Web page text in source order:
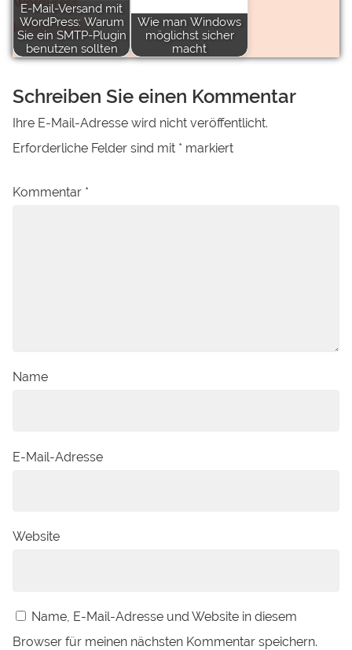
E-Mail-Versand mit
WordPress: Warum
Sie ein SMTP-Plugin
benutzen sollten
Wie man Windows
möglichst sicher
macht
Schreiben Sie einen Kommentar
Ihre E-Mail-Adresse wird nicht veröffentlicht.
Erforderliche Felder sind mit * markiert
Kommentar *
Name
E-Mail-Adresse
Website
Name, E-Mail-Adresse und Website in diesem
Browser für meinen nächsten Kommentar speichern.